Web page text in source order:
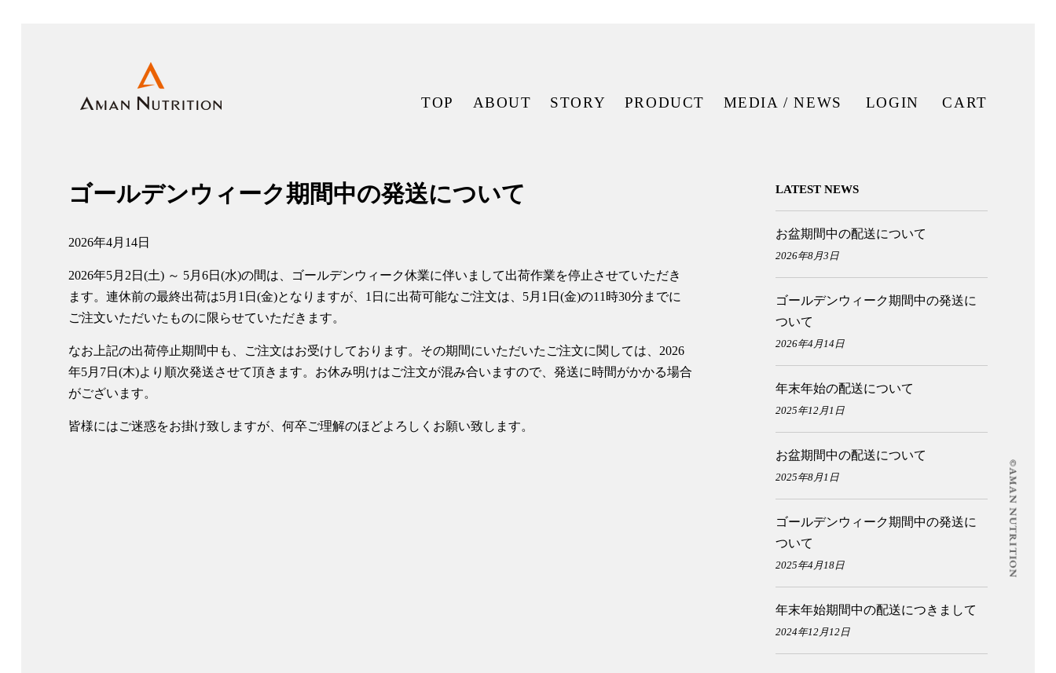
LOGIN CART
TOP ABOUT STORY PRODUCT MEDIA / NEWS
ゴールデンウィーク期間中の発送について
2026年4月14日
2026年5月2日(土) ～ 5月6日(水)の間は、ゴールデンウィーク休業に伴いまして出荷作業を停止させていただき
ます。連休前の最終出荷は5月1日(金)となりますが、1日に出荷可能なご注文は、5月1日(金)の11時30分までに
ご注文いただいたものに限らせていただきます。
なお上記の出荷停止期間中も、ご注文はお受けしております。その期間にいただいたご注文に関しては、2026
年5月7日(木)より順次発送させて頂きます。お休み明けはご注文が混み合いますので、発送に時間がかかる場合
がございます。
皆様にはご迷惑をお掛け致しますが、何卒ご理解のほどよろしくお願い致します。
LATEST NEWS
お盆期間中の配送について
2026年8月3日
ゴールデンウィーク期間中の発送に
ついて
2026年4月14日
年末年始の配送について
2025年12月1日
お盆期間中の配送について
2025年8月1日
ゴールデンウィーク期間中の発送に
ついて
2025年4月18日
年末年始期間中の配送につきまして
2024年12月12日